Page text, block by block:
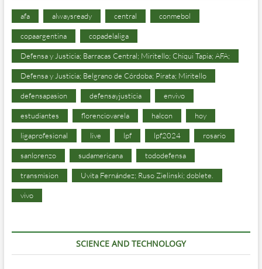
afa alwaysready central conmebol
copaargentina copadelaliga
Defensa y Justicia; Barracas Central; Miritello; Chiqui Tapia; AFA;
Defensa y Justicia; Belgrano de Córdoba; Pirata; Miritello
defensapasion defensayjusticia envivo
estudiantes florenciovarela halcon hoy
ligaprofesional live lpf lpf2024 rosario
sanlorenzo sudamericana tododefensa
transmision Uvita Fernández; Ruso Zielinski; doblete.
vivo
SCIENCE AND TECHNOLOGY